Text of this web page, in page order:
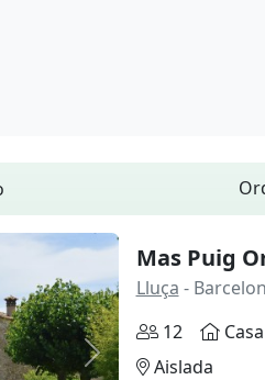
Siguiente
Mas Puig
Lluça -
12
Aislada